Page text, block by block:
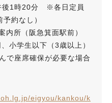
後1時20分 ※各日定員
約なし）
内所（阪急箕面駅前）
小学生以下（3歳以上）
座席確保が必要な場合
eigyou/kankou/k